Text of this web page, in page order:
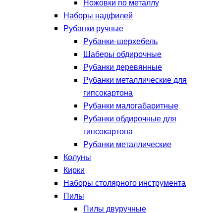
Ножовки по металлу
Наборы надфилей
Рубанки ручные
Рубанки-шерхебель
Шаберы обдирочные
Рубанки деревянные
Рубанки металлические для
гипсокартона
Рубанки малогабаритные
Рубанки обдирочные для
гипсокартона
Рубанки металлические
Колуны
Кирки
Наборы столярного инструмента
Пилы
Пилы двуручные